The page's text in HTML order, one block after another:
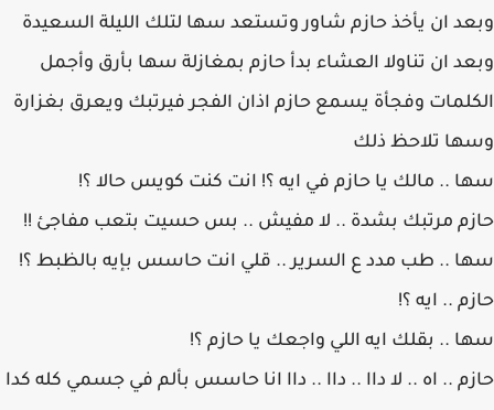
وبعد ان يأخذ حازم شاور وتستعد سها لتلك الليلة السعيدة
وبعد ان تناولا العشاء بدأ حازم بمغازلة سها بأرق وأجمل
الكلمات وفجأة يسمع حازم اذان الفجر فيرتبك ويعرق بغزارة
وسها تلاحظ ذلك
سها .. مالك يا حازم في ايه ؟! انت كنت كويس حالا ؟!
حازم مرتبك بشدة .. لا مفيش .. بس حسيت بتعب مفاجئ !!
سها .. طب مدد ع السرير .. قلي انت حاسس بإيه بالظبط ؟!
حازم .. ايه ؟!
سها .. بقلك ايه اللي واجعك يا حازم ؟!
حازم .. اه .. لا داا .. داا .. داا انا حاسس بألم في جسمي كله كدا